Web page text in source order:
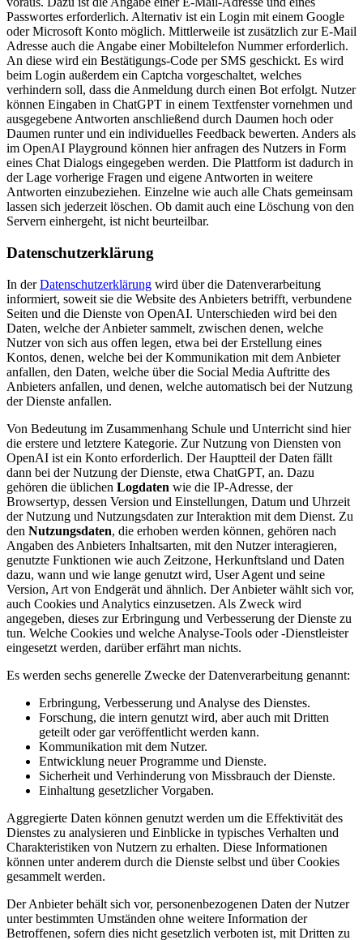
Passwortes erforderlich. Alternativ ist ein Login mit einem Google
oder Microsoft Konto möglich. Mittlerweile ist zusätzlich zur E-Mail
Adresse auch die Angabe einer Mobiltelefon Nummer erforderlich.
An diese wird ein Bestätigungs-Code per SMS geschickt. Es wird
beim Login außerdem ein Captcha vorgeschaltet, welches
verhindern soll, dass die Anmeldung durch einen Bot erfolgt. Nutzer
können Eingaben in ChatGPT in einem Textfenster vornehmen und
ausgegebene Antworten anschließend durch Daumen hoch oder
Daumen runter und ein individuelles Feedback bewerten. Anders als
im OpenAI Playground können hier anfragen des Nutzers in Form
eines Chat Dialogs eingegeben werden. Die Plattform ist dadurch in
der Lage vorherige Fragen und eigene Antworten in weitere
Antworten einzubeziehen. Einzelne wie auch alle Chats gemeinsam
lassen sich jederzeit löschen. Ob damit auch eine Löschung von den
Servern einhergeht, ist nicht beurteilbar.
Datenschutzerklärung
In derDatenschutzerklärung wird über die Datenverarbeitung
informiert, soweit sie die Website des Anbieters betrifft, verbundene
Seiten und die Dienste von OpenAI. Unterschieden wird bei den
Daten, welche der Anbieter sammelt, zwischen denen, welche
Nutzer von sich aus offen legen, etwa bei der Erstellung eines
Kontos, denen, welche bei der Kommunikation mit dem Anbieter
anfallen, den Daten, welche über die Social Media Auftritte des
Anbieters anfallen, und denen, welche automatisch bei der Nutzung
der Dienste anfallen.
Von Bedeutung im Zusammenhang Schule und Unterricht sind hier
die erstere und letztere Kategorie. Zur Nutzung von Diensten von
OpenAI ist ein Konto erforderlich. Der Hauptteil der Daten fällt
dann bei der Nutzung der Dienste, etwa ChatGPT, an. Dazu
gehören die üblichen Logdaten wie die IP-Adresse, der
Browsertyp, dessen Version und Einstellungen, Datum und Uhrzeit
der Nutzung und Nutzungsdaten zur Interaktion mit dem Dienst. Zu
den Nutzungsdaten, die erhoben werden können, gehören nach
Angaben des Anbieters Inhaltsarten, mit den Nutzer interagieren,
genutzte Funktionen wie auch Zeitzone, Herkunftsland und Daten
dazu, wann und wie lange genutzt wird, User Agent und seine
Version, Art von Endgerät und ähnlich. Der Anbieter wählt sich vor,
auch Cookies und Analytics einzusetzen. Als Zweck wird
angegeben, dieses zur Erbringung und Verbesserung der Dienste zu
tun. Welche Cookies und welche Analyse-Tools oder -Dienstleister
eingesetzt werden, darüber erfährt man nichts.
Es werden sechs generelle Zwecke der Datenverarbeitung genannt:
Erbringung, Verbesserung und Analyse des Dienstes.
Forschung, die intern genutzt wird, aber auch mit Dritten
geteilt oder gar veröffentlicht werden kann.
Kommunikation mit dem Nutzer.
Entwicklung neuer Programme und Dienste.
Sicherheit und Verhinderung von Missbrauch der Dienste.
Einhaltung gesetzlicher Vorgaben.
Aggregierte Daten können genutzt werden um die Effektivität des
Dienstes zu analysieren und Einblicke in typisches Verhalten und
Charakteristiken von Nutzern zu erhalten. Diese Informationen
können unter anderem durch die Dienste selbst und über Cookies
gesammelt werden.
Der Anbieter behält sich vor, personenbezogenen Daten der Nutzer
unter bestimmten Umständen ohne weitere Information der
Betroffenen, sofern dies nicht gesetzlich verboten ist, mit Dritten zu